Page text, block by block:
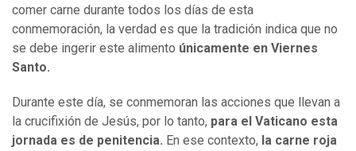
comer carne durante todos los días de esta
conmemoración, la verdad es que la tradición indica que no
se debe ingerir este alimento únicamente en Viernes
Santo.
Durante este día, se conmemoran las acciones que llevan a
la crucifixión de Jesús, por lo tanto, para el Vaticano esta
jornada es de penitencia. En ese contexto, la carne roja